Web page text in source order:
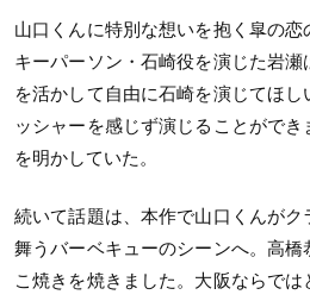
山口くんに特別な想いを抱く皐の恋
キーパーソン・石崎役を演じた岩
を活かして自由に石崎を演じてほ
ッシャーを感じず演じることができ
を明かしていた。
続いて話題は、本作で山口くんが
舞うバーベキューのシーンへ。高
こ焼きを焼きました。大阪ならで